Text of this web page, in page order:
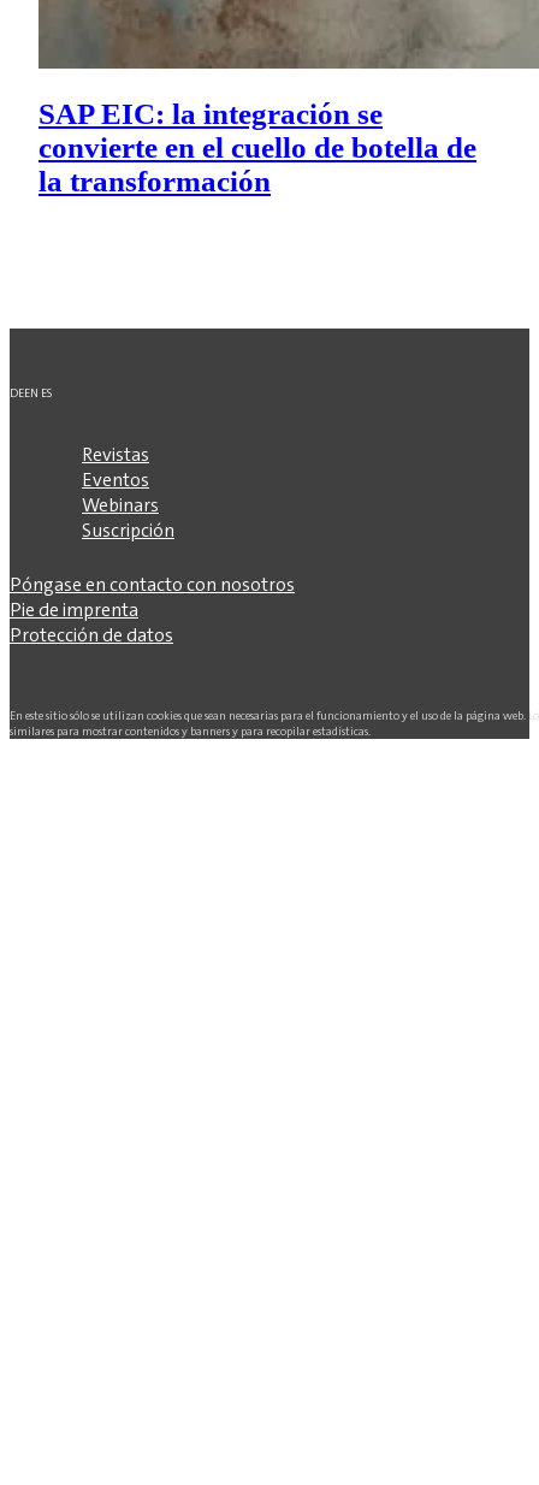
SAP EIC: la integración se
convierte en el cuello de botella de
la transformación
DEEN ES
Revistas
Eventos
Webinars
Suscripción
Póngase en contacto con nosotros
Pie de imprenta
Protección de datos
En este sitio sólo se utilizan cookies que sean necesarias para el funcionamiento y el uso de la página web.
similares para mostrar contenidos y banners y para recopilar estadísticas.